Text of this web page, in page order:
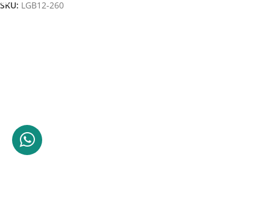
SKU: LGB12-260